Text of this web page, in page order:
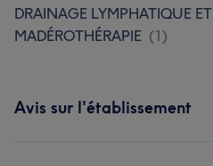
DRAINAGE LYMPHATIQUE ET
MADÉROTHÉRAPIE (1)
Avis sur l'établissement